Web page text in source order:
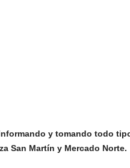
y tomando todo
San Martín y Mercado Norte.